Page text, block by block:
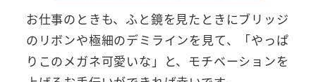
お仕事のときも、ふと鏡を見たときにブリッジ
のリボンや極細のデミラインを見て、「やっぱ
りこのメガネ可愛いな」と、モチベーションを